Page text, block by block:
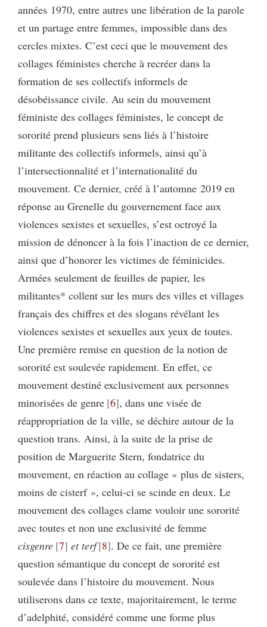
années 1970, entre autres une libération de la parole
et un partage entre femmes, impossible dans des
cercles mixtes. C’est ceci que le mouvement des
collages féministes cherche à recréer dans la
formation de ses collectifs informels de
désobéissance civile. Au sein du mouvement
féministe des collages féministes, le concept de
sororité prend plusieurs sens liés à l’histoire
militante des collectifs informels, ainsi qu’à
l’intersectionnalité et l’internationalité du
mouvement. Ce dernier, créé à l’automne 2019 en
réponse au Grenelle du gouvernement face aux
violences sexistes et sexuelles, s’est octroyé la
mission de dénoncer à la fois l’inaction de ce dernier,
ainsi que d’honorer les victimes de féminicides.
Armées seulement de feuilles de papier, les
militantes* collent sur les murs des villes et villages
français des chiffres et des slogans révélant les
violences sexistes et sexuelles aux yeux de toutes.
Une première remise en question de la notion de
sororité est soulevée rapidement. En effet, ce
mouvement destiné exclusivement aux personnes
minorisées de genre 6 , dans une visée de
réappropriation de la ville, se déchire autour de la
question trans. Ainsi, à la suite de la prise de
position de Marguerite Stern, fondatrice du
mouvement, en réaction au collage « plus de sisters,
moins de cisterf », celui-ci se scinde en deux. Le
mouvement des collages clame vouloir une sororité
avec toutes et non une exclusivité de femme
cisgenre 7 et terf 8 . De ce fait, une première
question sémantique du concept de sororité est
soulevée dans l’histoire du mouvement. Nous
utiliserons dans ce texte, majoritairement, le terme
d’adelphité, considéré comme une forme plus